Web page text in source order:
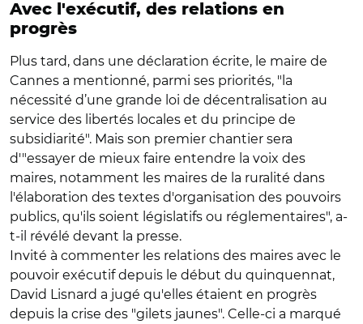
Avec l'exécutif, des relations en
progrès
Plus tard, dans une déclaration écrite, le maire de
Cannes a mentionné, parmi ses priorités, "la
nécessité d’une grande loi de décentralisation au
service des libertés locales et du principe de
subsidiarité". Mais son premier chantier sera
d'"essayer de mieux faire entendre la voix des
maires, notamment les maires de la ruralité dans
l'élaboration des textes d'organisation des pouvoirs
publics, qu'ils soient législatifs ou réglementaires", a-
t-il révélé devant la presse.
Invité à commenter les relations des maires avec le
pouvoir exécutif depuis le début du quinquennat,
David Lisnard a jugé qu'elles étaient en progrès
depuis la crise des "gilets jaunes". Celle-ci a marqué